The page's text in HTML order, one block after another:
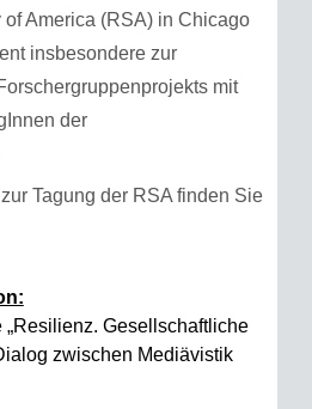
America (RSA) in Chicago
insbesondere zur
mit
der
Tagung der RSA finden Sie
„Resilienz. Gesellschaftliche
zwischen Mediävistik